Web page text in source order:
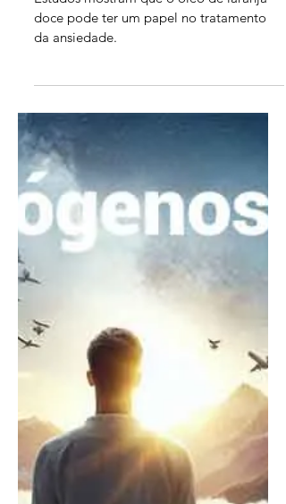
Aromaterapia com Óleo
Essencial de Laranja para
Ansiedade: Funciona
Mesmo?
Estudos mostram que o óleo de laranja
doce pode ter um papel no tratamento
da ansiedade.